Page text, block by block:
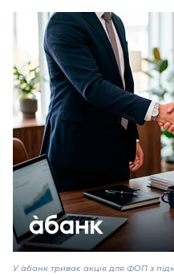
У àбанк триває акція для ФОП з